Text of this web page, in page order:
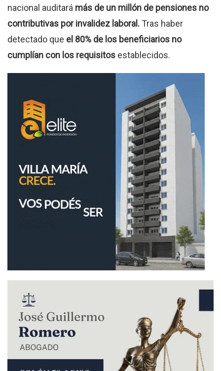
nacional auditará más de un millón de pensiones no
contributivas por invalidez laboral. Tras haber
detectado que el 80% de los beneficiarios no
cumplían con los requisitos establecidos.